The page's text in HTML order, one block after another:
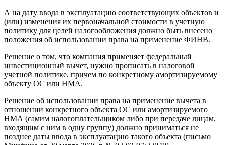
А на дату ввода в эксплуатацию соответствующих объектов и
(или) изменения их первоначальной стоимости в учетную
политику для целей налогообложения должно быть внесено
положения об использовании права на применение ФИНВ.
Решение о том, что компания применяет федеральный
инвестиционный вычет, нужно прописать в налоговой
учетной политике, причем по конкретному амортизируемому
объекту ОС или НМА.
Решение об использовании права на применение вычета в
отношении конкретного объекта ОС или амортизируемого
НМА (самим налогоплательщиком либо при передаче лицам,
входящим с ним в одну группу) должно приниматься не
позднее даты ввода в эксплуатацию такого объекта (письмо